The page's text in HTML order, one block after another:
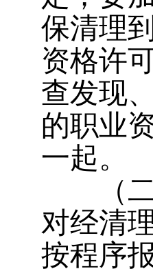
保清理
资格许
查发现
的职业
一起。
（二
对经清
按程序